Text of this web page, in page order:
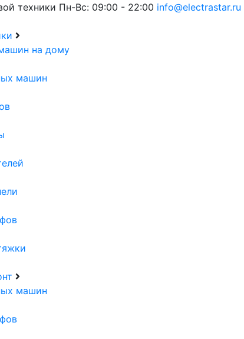
техники Пн-Вс: 09:00 - 22:00 info@electrastar.ru
на дому
машин
машин